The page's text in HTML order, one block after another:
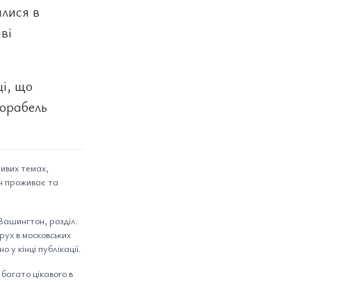
в
що
темах,
проживає та
розділ:
в московських
кінці публікації.
цікавого в